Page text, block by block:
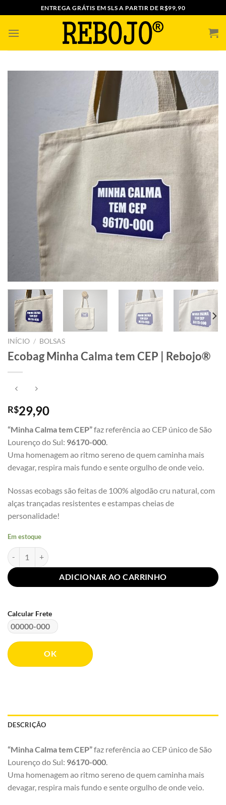
to
content
ENTREGA GRÁTIS EM SLS A PARTIR DE R$99,90
ADICIONAR
A MINHA
INÍCIO / BOLSAS
Ecobag Minha Calma tem CEP | Rebojo®
R$29,90
“Minha Calma tem CEP”faz referência ao CEP único de São
Lourenço do Sul: 96170-000.
Uma homenagem ao ritmo sereno de quem caminha mais
devagar, respira mais fundo e sente orgulho de onde veio.
Nossas ecobags são feitas de 100% algodão cru natural, com
alças trançadas resistentes e estampas cheias de
personalidade!
Em estoque
Ecobag Minha Calma tem CEP | Rebojo® quantidade
ADICIONAR AO CARRINHO
Calcular Frete
OK
DESCRIÇÃO
“Minha Calma tem CEP”faz referência ao CEP único de São
Lourenço do Sul: 96170-000.
Uma homenagem ao ritmo sereno de quem caminha mais
devagar, respira mais fundo e sente orgulho de onde veio.